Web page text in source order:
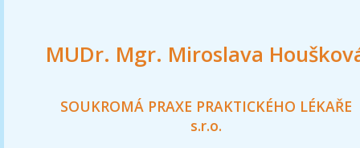
MUDr. Mgr. Miroslava
SOUKROMÁ PRAXE PRAKTICKÉHO LÉKAŘE
s.r.o.